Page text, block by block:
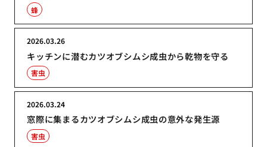
蜂
キッチンに潜むカツオブシムシ成虫から乾物を守る
2026.03.26
害虫
窓際に集まるカツオブシムシ成虫の意外な発生源
2026.03.24
害虫